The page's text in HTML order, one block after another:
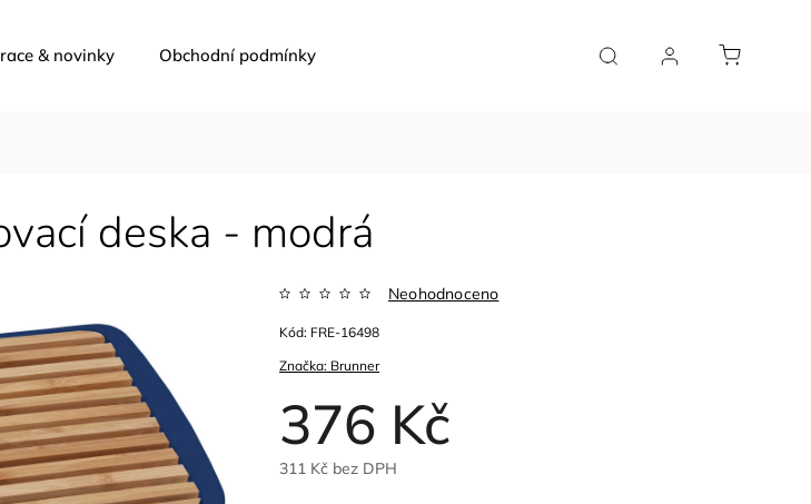
& novinky Obchodní podmínky
deska - modrá
Značka: Brunner
Neohodnoceno
376 Kč
311 Kč bez DPH
Kód: FRE-16498